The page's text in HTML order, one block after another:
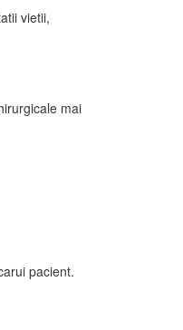
vietii,
mai
pacient.